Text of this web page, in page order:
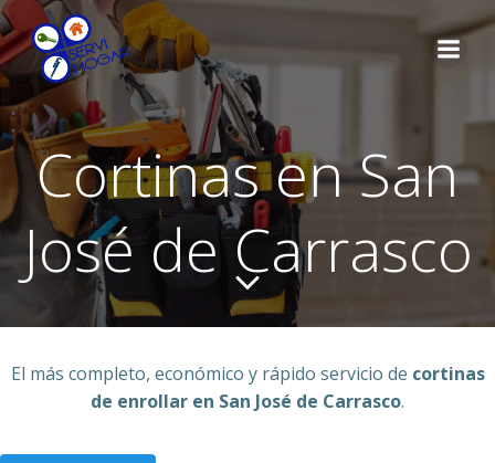
contenido
Cortinas en San
José de Carrasco
El más completo, económico y rápido servicio de cortinas
de enrollar en San José de Carrasco.